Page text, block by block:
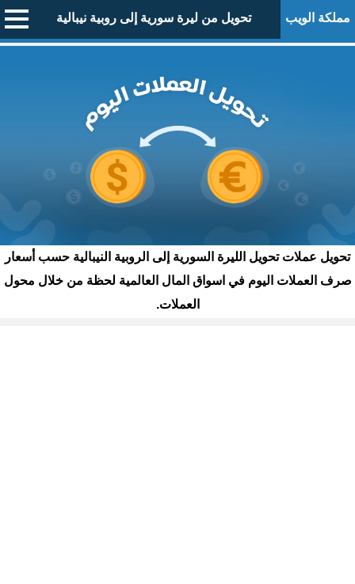
مملكة الويب تحويل من ليرة سورية إلى روبية نيبالية
تحويل عملات تحويل الليرة السورية إلى الروبية النيبالية حسب أسعار
صرف العملات اليوم في اسواق المال العالمية لحظة من خلال محول
العملات.